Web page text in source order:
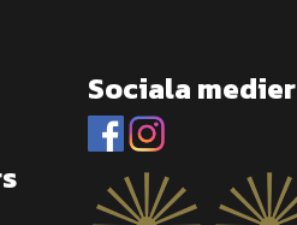
Sociala medier